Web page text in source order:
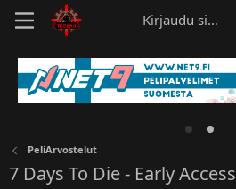
Kirjaudu sisään
PeliArvostelut
7 Days To Die - Early Access